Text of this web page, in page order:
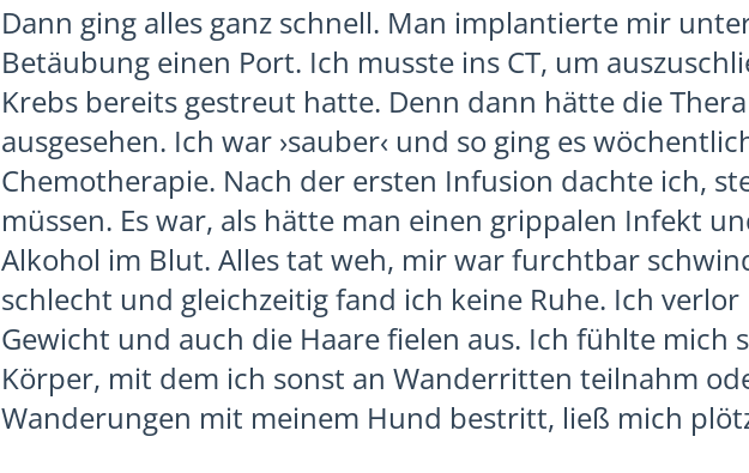
Dann ging alles ganz schnell. Man implantierte mir
Betäubung einen Port. Ich musste ins CT, um
Krebs bereits gestreut hatte. Denn dann hätte die
ausgesehen. Ich war ›sauber‹ und so ging es
Chemotherapie. Nach der ersten Infusion dachte ich,
müssen. Es war, als hätte man einen grippalen Infekt
Alkohol im Blut. Alles tat weh, mir war furchtbar
schlecht und gleichzeitig fand ich keine Ruhe. Ich verlor
Gewicht und auch die Haare fielen aus. Ich fühlte mich
Körper, mit dem ich sonst an Wanderritten teilnahm
Wanderungen mit meinem Hund bestritt, ließ mich